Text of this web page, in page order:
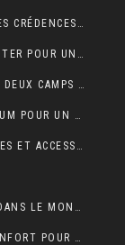
DÉCOUVREZ LA SIMPLICITÉ INCARNÉE AVEC LES CRÉDENCES DE CUISINE EFFET MARBRE
BAGAGE PROFESSIONNEL : LES ERREURS À ÉVITER POUR UN LOOK RAFFINÉ
ELECTION PRÉSIDENTIELLE AMÉRICAINE : LES DEUX CAMPS SONT RELIÉS PAR LEURS CRAINTES
IDÉE DE CADEAU : POURQUOI OFFRIR UN PARFUM POUR UN ANNIVERSAIRE ?
GAGNER DE L’ARGENT EN LIGNE : IDÉES FACILES ET ACCESSIBLES POUR DÉBUTANTS
IMPORTANCE DE L’ENTRETIEN DES CAMIONS DANS LE MONDE DU TRANSPORT ROUTIER
PONCHO FEMME : LA TENDANCE MODE ET CONFORT POUR L’HIVER